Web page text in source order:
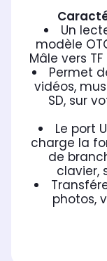
Un
modèle
Mâle vers
Permet
vidéos,
SD, sur
Le port
charge la
de
clavier,
photos,